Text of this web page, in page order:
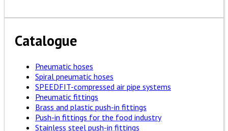
Catalogue
Pneumatic hoses
Spiral pneumatic hoses
SPEEDFIT-compressed air pipe systems
Pneumatic fittings
Brass and plastic push-in fittings
Push-in fittings for the food industry
Stainless steel push-in fittings